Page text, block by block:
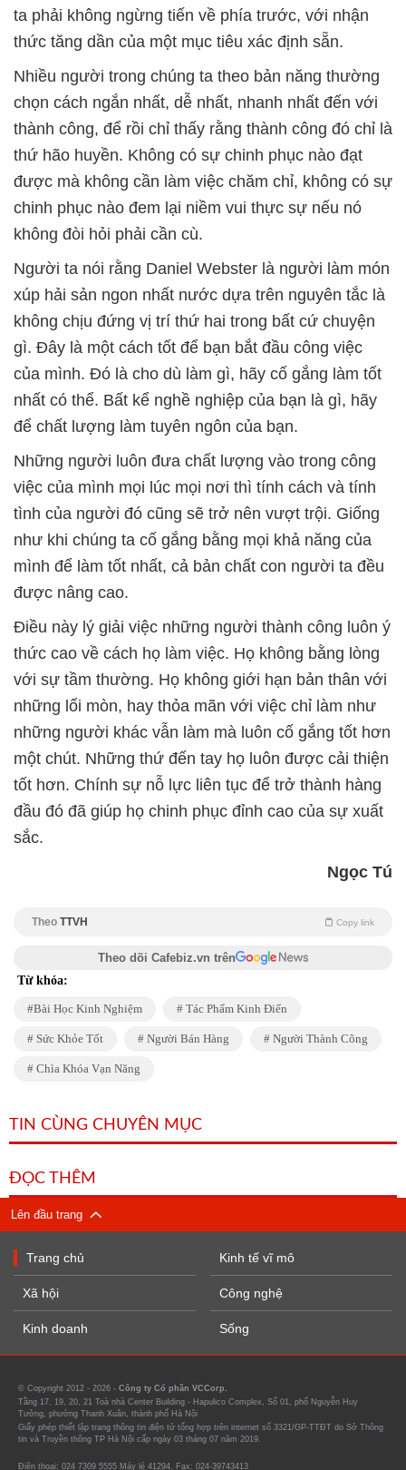
ta phải không ngừng tiến về phía trước, với nhận
thức tăng dần của một mục tiêu xác định sẵn.
Nhiều người trong chúng ta theo bản năng thường
chọn cách ngắn nhất, dễ nhất, nhanh nhất đến với
thành công, để rồi chỉ thấy rằng thành công đó chỉ là
thứ hão huyền. Không có sự chinh phục nào đạt
được mà không cần làm việc chăm chỉ, không có sự
chinh phục nào đem lại niềm vui thực sự nếu nó
không đòi hỏi phải cần cù.
Người ta nói rằng Daniel Webster là người làm món
xúp hải sản ngon nhất nước dựa trên nguyên tắc là
không chịu đứng vị trí thứ hai trong bất cứ chuyện
gì. Đây là một cách tốt để bạn bắt đầu công việc
của mình. Đó là cho dù làm gì, hãy cố gắng làm tốt
nhất có thể. Bất kể nghề nghiệp của bạn là gì, hãy
để chất lượng làm tuyên ngôn của bạn.
Những người luôn đưa chất lượng vào trong công
việc của mình mọi lúc mọi nơi thì tính cách và tính
tình của người đó cũng sẽ trở nên vượt trội. Giống
như khi chúng ta cố gắng bằng mọi khả năng của
mình để làm tốt nhất, cả bản chất con người ta đều
được nâng cao.
Điều này lý giải việc những người thành công luôn ý
thức cao về cách họ làm việc. Họ không bằng lòng
với sự tầm thường. Họ không giới hạn bản thân với
những lối mòn, hay thỏa mãn với việc chỉ làm như
những người khác vẫn làm mà luôn cố gắng tốt hơn
một chút. Những thứ đến tay họ luôn được cải thiện
tốt hơn. Chính sự nỗ lực liên tục để trở thành hàng
đầu đó đã giúp họ chinh phục đỉnh cao của sự xuất
sắc.
Ngọc Tú
Theo TTVH Copy link
Theo dõi Cafebiz.vn trên
Từ khóa:
Bài Học Kinh Nghiệm Tác Phẩm Kinh Điển
Sức Khỏe Tốt Người Bán Hàng Người Thành Công
Chìa Khóa Vạn Năng
TIN CÙNG CHUYÊN MỤC
ĐỌC THÊM
Lên đầu trang
Trang chủ
Xã hội
Kinh doanh
Kinh tế vĩ mô
Công nghệ
Sống
© Copyright 2012 - 2026 - Công ty Cổ phần VCCorp.
Tầng 17, 19, 20, 21 Toà nhà Center Building - Hapulico Complex, Số 01, phố Nguyễn Huy
Tưởng, phường Thanh Xuân, thành phố Hà Nội
Giấy phép thiết lập trang thông tin điện tử tổng hợp trên internet số 3321/GP-TTĐT do Sở Thông
tin và Truyền thông TP Hà Nội cấp ngày 03 tháng 07 năm 2019.
Điện thoại: 024 7309 5555 Máy lẻ 41294. Fax: 024-39743413